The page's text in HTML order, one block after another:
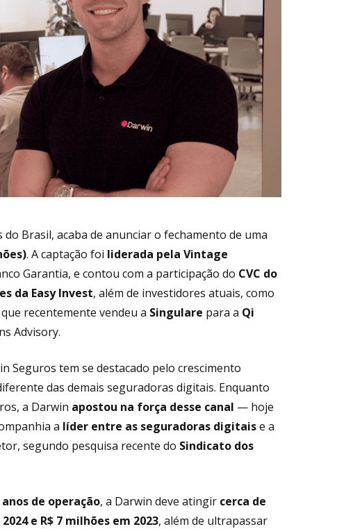
Brasil, acaba de anunciar o fechamento de uma
. A captação foi liderada pela Vintage
Garantia, e contou com a participação do CVC do
da Easy Invest, além de investidores atuais, como
recentemente vendeu a Singulare para a Qi
Advisory.
Seguros tem se destacado pelo crescimento
das demais seguradoras digitais. Enquanto
a Darwin apostou na força desse canal — hoje
a líder entre as seguradoras digitaise a
segundo pesquisa recente do Sindicato dos
de operação, a Darwin deve atingir cerca de
e R$ 7 milhões em 2023, além de ultrapassar